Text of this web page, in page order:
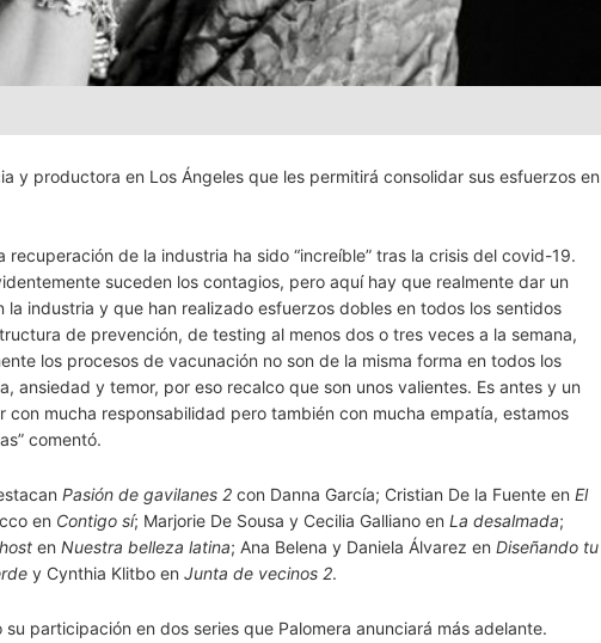
y productora en Los Ángeles que les permitirá consolidar sus esfuerzos en
de la industria ha sido “increíble” tras la crisis del covid-19.
suceden los contagios, pero aquí hay que realmente dar un
industria y que han realizado esfuerzos dobles en todos los sentidos
de prevención, de testing al menos dos o tres veces a la semana,
los procesos de vacunación no son de la misma forma en todos los
ansiedad y temor, por eso recalco que son unos valientes. Es antes y un
mucha responsabilidad pero también con mucha empatía, estamos
comentó.
Pasión de gavilanes 2 con Danna García; Cristian De la Fuente en El
en Contigo sí; Marjorie De Sousa y Cecilia Galliano en La desalmada;
host en Nuestra belleza latina; Ana Belena y Daniela Álvarez en Diseñando tu
y Cynthia Klitbo en Junta de vecinos 2.
participación en dos series que Palomera anunciará más adelante.